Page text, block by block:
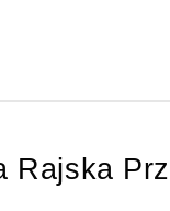
Rajska